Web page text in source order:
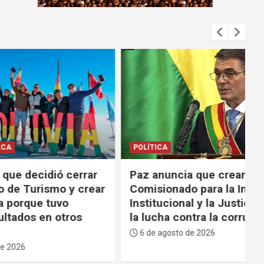
m
t
cerrar
y crear
POLÍTICA
Paz anuncia que creará un “Alto
Comisionado para la Integridad
Institucional y la Justicia” para
la lucha contra la corrupción
6 de agosto de 2026